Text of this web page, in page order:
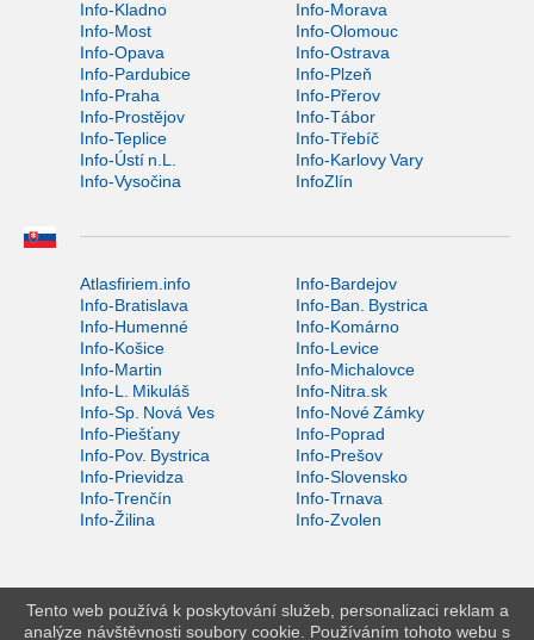
Info-Kladno
Info-Morava
Info-Most
Info-Olomouc
Info-Opava
Info-Ostrava
Info-Pardubice
Info-Plzeň
Info-Praha
Info-Přerov
Info-Prostějov
Info-Tábor
Info-Teplice
Info-Třebíč
Info-Ústí n.L.
Info-Karlovy Vary
Info-Vysočina
InfoZlín
Atlasfiriem.info
Info-Bardejov
Info-Bratislava
Info-Ban. Bystrica
Info-Humenné
Info-Komárno
Info-Košice
Info-Levice
Info-Martin
Info-Michalovce
Info-L. Mikuláš
Info-Nitra.sk
Info-Sp. Nová Ves
Info-Nové Zámky
Info-Piešťany
Info-Poprad
Info-Pov. Bystrica
Info-Prešov
Info-Prievidza
Info-Slovensko
Info-Trenčín
Info-Trnava
Info-Žilina
Info-Zvolen
Tento web používá k poskytování služeb, personalizaci reklam a
analýze návštěvnosti soubory cookie. Používáním tohoto webu s